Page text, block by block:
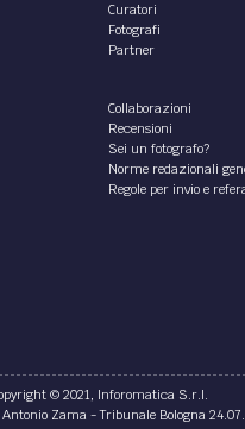
Curatori
Fotografi
Partner
Collaborazioni
Recensioni
Sei un fotografo?
Norme redazionali
Regole per invio e
© 2021, Inforomatica S.r.l.
Zama - Tribunale Bologna